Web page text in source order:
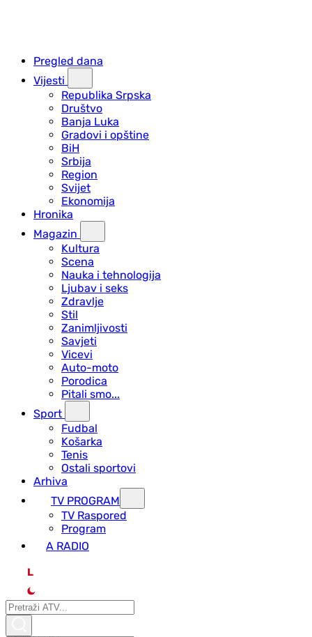
Pregled dana
Vijesti
Republika Srpska
Društvo
Banja Luka
Gradovi i opštine
BiH
Srbija
Region
Svijet
Ekonomija
Hronika
Magazin
Kultura
Scena
Nauka i tehnologija
Ljubav i seks
Zdravlje
Stil
Zanimljivosti
Savjeti
Vicevi
Auto-moto
Porodica
Pitali smo...
Sport
Fudbal
Košarka
Tenis
Ostali sportovi
Arhiva
TV PROGRAM
ТV Raspored
Program
A RADIO
L